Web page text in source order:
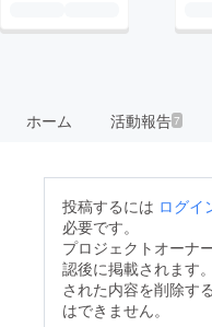
ホーム 活動報告7
投稿するには ログイ
必要です。
プロジェクトオーナ
認後に掲載されます
された内容を削除す
はできません。